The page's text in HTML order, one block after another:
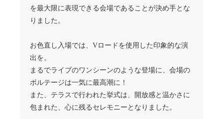
を最大限に表現できる会場であることが決め手とな
りました。
お色直し入場では、Vロードを使用した印象的な演
出を。
まるでライブのワンシーンのような登場に、会場の
ボルテージは一気に最高潮に！
また、テラスで行われた挙式は、開放感と温かさに
包まれた、心に残るセレモニーとなりました。